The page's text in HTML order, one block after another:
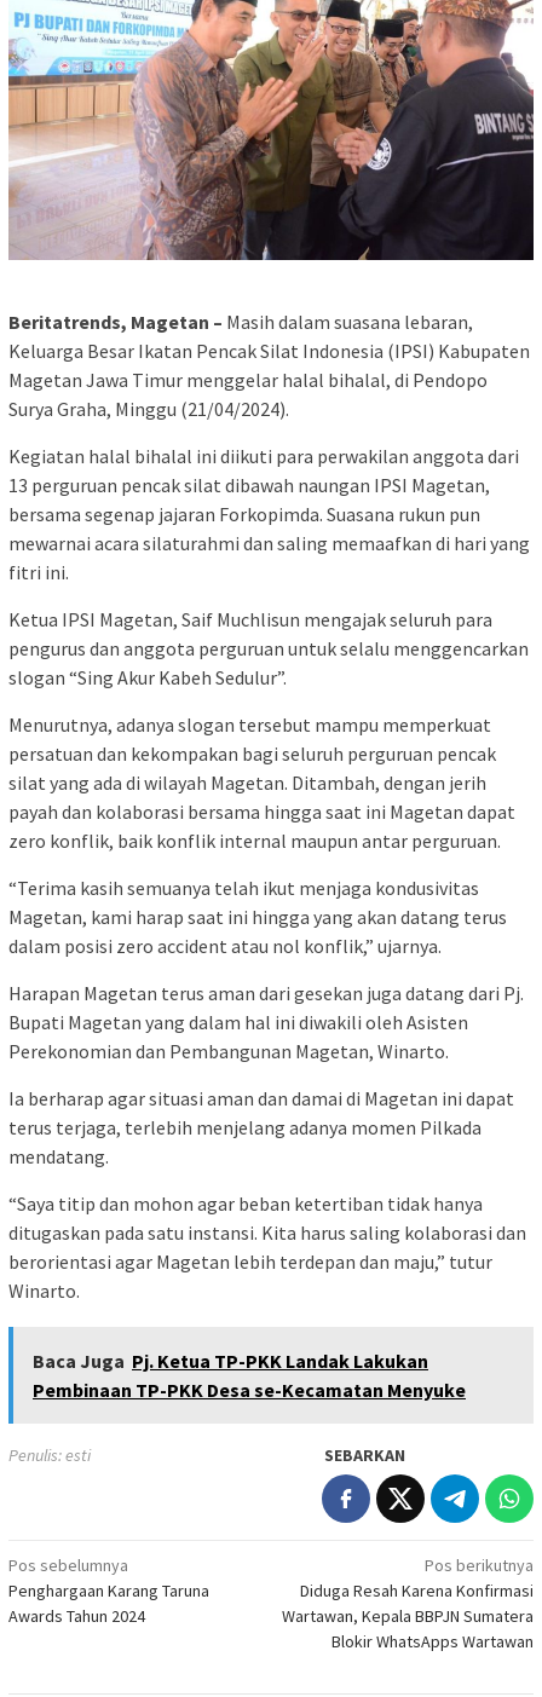
Beritatrends, Magetan – Masih dalam suasana lebaran,
Keluarga Besar Ikatan Pencak Silat Indonesia (IPSI) Kabupaten
Magetan Jawa Timur menggelar halal bihalal, di Pendopo
Surya Graha, Minggu (21/04/2024).
Kegiatan halal bihalal ini diikuti para perwakilan anggota dari
13 perguruan pencak silat dibawah naungan IPSI Magetan,
bersama segenap jajaran Forkopimda. Suasana rukun pun
mewarnai acara silaturahmi dan saling memaafkan di hari yang
fitri ini.
Ketua IPSI Magetan, Saif Muchlisun mengajak seluruh para
pengurus dan anggota perguruan untuk selalu menggencarkan
slogan “Sing Akur Kabeh Sedulur”.
Menurutnya, adanya slogan tersebut mampu memperkuat
persatuan dan kekompakan bagi seluruh perguruan pencak
silat yang ada di wilayah Magetan. Ditambah, dengan jerih
payah dan kolaborasi bersama hingga saat ini Magetan dapat
zero konflik, baik konflik internal maupun antar perguruan.
“Terima kasih semuanya telah ikut menjaga kondusivitas
Magetan, kami harap saat ini hingga yang akan datang terus
dalam posisi zero accident atau nol konflik,” ujarnya.
Harapan Magetan terus aman dari gesekan juga datang dari Pj.
Bupati Magetan yang dalam hal ini diwakili oleh Asisten
Perekonomian dan Pembangunan Magetan, Winarto.
Ia berharap agar situasi aman dan damai di Magetan ini dapat
terus terjaga, terlebih menjelang adanya momen Pilkada
mendatang.
“Saya titip dan mohon agar beban ketertiban tidak hanya
ditugaskan pada satu instansi. Kita harus saling kolaborasi dan
berorientasi agar Magetan lebih terdepan dan maju,” tutur
Winarto.
Baca Juga Pj. Ketua TP-PKK Landak Lakukan
Pembinaan TP-PKK Desa se-Kecamatan Menyuke
Penulis: esti SEBARKAN
Navigasi
pos
Pos sebelumnya
Penghargaan Karang Taruna
Awards Tahun 2024
Pos berikutnya
Diduga Resah Karena Konfirmasi
Wartawan, Kepala BBPJN Sumatera
Blokir WhatsApps Wartawan